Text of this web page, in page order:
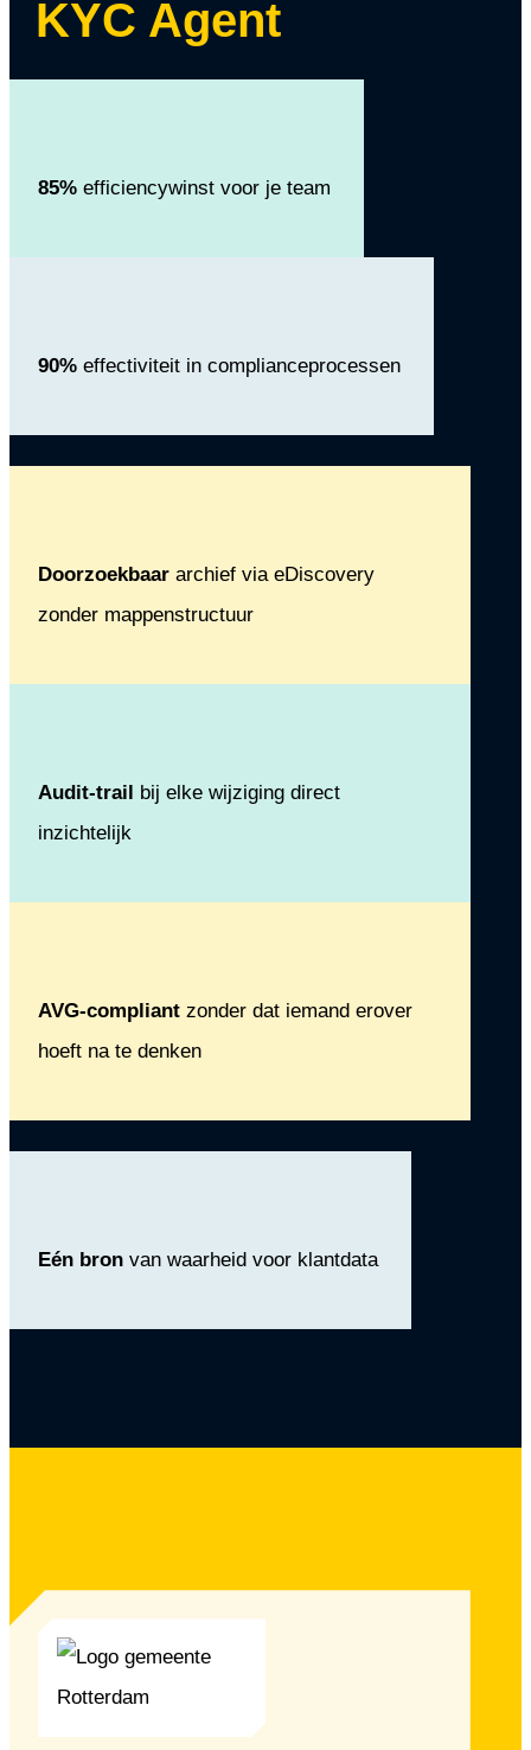
KYC Agent
85% efficiencywinst voor je team
90% effectiviteit in complianceprocessen
Doorzoekbaar archief via eDiscovery
zonder mappenstructuur
Audit-trail
bij elke wijziging direct
inzichtelijk
AVG-compliant zonder dat iemand erover
hoeft na te denken
Eén bron van waarheid voor klantdata